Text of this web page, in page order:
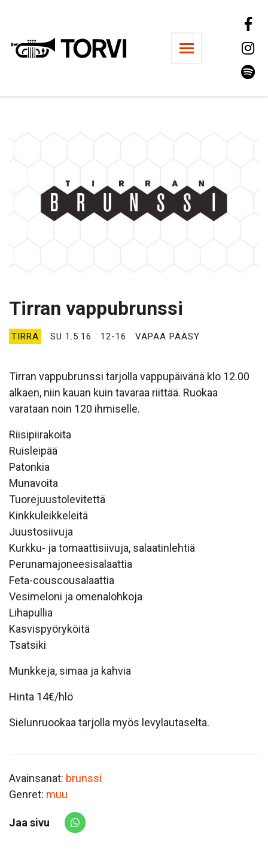
Ravintola Torvi
Tirran vappubrunssi
TIRRA SU 1.5.16 12-16 VAPAA PÄÄSY
Tirran vappubrunssi tarjolla vappupäivänä klo 12.00
alkaen, niin kauan kuin tavaraa riittää. Ruokaa
varataan noin 120 ihmiselle.
Riisipiirakoita
Ruisleipää
Patonkia
Munavoita
Tuorejuustolevitettä
Kinkkuleikkeleitä
Juustosiivuja
Kurkku- ja tomaattisiivuja, salaatinlehtiä
Perunamajoneesisalaattia
Feta-couscousalaattia
Vesimeloni ja omenalohkoja
Lihapullia
Kasvispyöryköitä
Tsatsiki
Munkkeja, simaa ja kahvia
Hinta 14€/hlö
Sielunruookaa tarjolla myös levylautaselta.
Avainsanat: brunssi
Genret: muu
Jaa sivu
Share via Whatsapp